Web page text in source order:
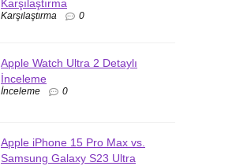
Karşılaştırma
Karşılaştırma 0
Apple Watch Ultra 2 Detaylı
İnceleme
İnceleme 0
Apple iPhone 15 Pro Max vs.
Samsung Galaxy S23 Ultra